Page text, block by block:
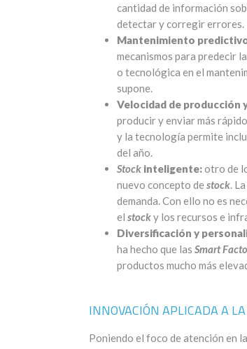
cantidad de información
detectar y corregir errores.
Mantenimiento
mecanismos para predecir
o tecnológica en el
supone.
Velocidad de producción
producir y enviar más
y la tecnología permite
del año.
Stock inteligente:otro de
nuevo concepto de stock.
demanda. Con ello no es
el stocky los recursos e
Diversificación y
ha hecho que las Smart
productos mucho más
INNOVACIÓN APLICADA A
Poniendo el foco de atención en